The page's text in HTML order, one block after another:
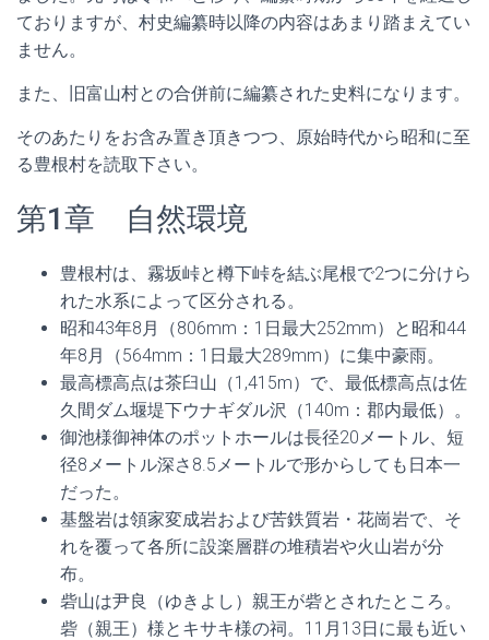
ておりますが、村史編纂時以降の内容はあまり踏まえてい
ません。
また、旧富山村との合併前に編纂された史料になります。
そのあたりをお含み置き頂きつつ、原始時代から昭和に至
る豊根村を読取下さい。
第1章 自然環境
豊根村は、霧坂峠と樽下峠を結ぶ尾根で2つに分けら
れた水系によって区分される。
昭和43年8月（806mm：1日最大252mm）と昭和44
年8月（564mm：1日最大289mm）に集中豪雨。
最高標高点は茶臼山（1,415m）で、最低標高点は佐
久間ダム堰堤下ウナギダル沢（140m：郡内最低）。
御池様御神体のポットホールは長径20メートル、短
径8メートル深さ8.5メートルで形からしても日本一
だった。
基盤岩は領家変成岩および苦鉄質岩・花崗岩で、そ
れを覆って各所に設楽層群の堆積岩や火山岩が分
布。
砦山は尹良（ゆきよし）親王が砦とされたところ。
砦（親王）様とキサキ様の祠。11月13日に最も近い